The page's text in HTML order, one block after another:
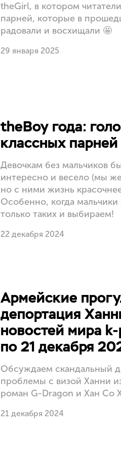
theGirl, в котором
парней, которые в
радовали и восхищали 🤩
29 января 2025
theBoy года:
классных
Девочкам без мальчиков
интересно и весело (мы
но с ними жизнь
Особенно, когда
только таких и выбираем!
22 декабря 2024
Армейские
депортация
новостей мира
по 21 декабря
Обсуждаем скандальный
проблемы с визой Ханни
роман G-Dragon и Хан Со
21 декабря 2024